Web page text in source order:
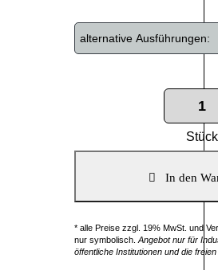
Stück
* alle Preise zzgl. 19% MwSt. und
nur symbolisch. Angebot nur für
öffentliche Institutionen und die